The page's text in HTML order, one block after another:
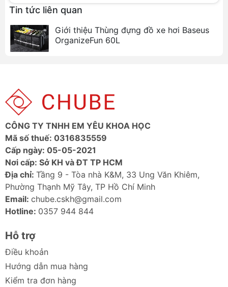
Chất liệu:Da cao cấp
Thiết kế:
đứng (stand)
Tương thích:MacBook Pro 13" và 15"
Tính năng:
Tính năng nổi bật của Túi SwitchEasy
EasyStand Leather cho MacBook Pro
Da cao cấp:Mang đến vẻ ngoài sang trọng,
đẳng cấp và độ bền cao.
Thiết kế tiện dụng:
theo, tích hợp chức năng đứng.
Bảo vệ toàn diện: Chất liệu da mềm mịn bên
trong bảo vệ MacBook khỏi va đập, trầy xước.
Chức năng đứng thông minh:
túi thành giá đỡ, tạo góc làm việc thoải mái.
tế, phù hợp với người dùng yêu thích sự thanh
lịch.
Hình ảnh Túi SwitchEasy EasyStand
Leather cho MacBook Pro
Tin tức liên quan
Giới thiệu Thùng đựng đồ xe hơi Baseus
OrganizeFun 60L
CÔNG TY TNHH EM YÊU KHOA HỌC
Mã số thuế: 0316835559
Cấp ngày: 05-05-2021
Nơi cấp: Sở KH và ĐT TP HCM
Địa chỉ: Tầng 9 - Tòa nhà K&M, 33 Ung Văn Khiêm,
Phường Thạnh Mỹ Tây, TP Hồ Chí Minh
Email: chube.cskh@gmail.com
Hotline: 0357 944 844
Hỗ trợ
Điều khoản
Hướng dẫn mua hàng
Kiểm tra đơn hàng